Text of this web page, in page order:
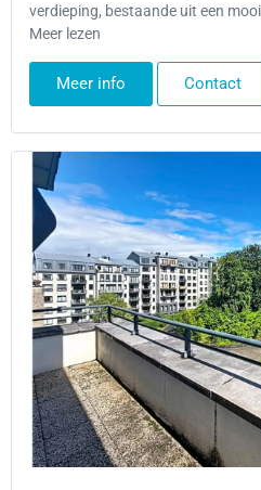
verdieping, bestaande uit een
Meer lezen
Meer info Contact